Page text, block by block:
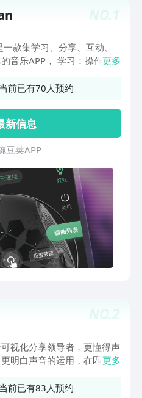
NO.1
款集学习、分享、互动、
音乐APP， 学习：操作简
，让朋友圈感受你的唱弹魅
音乐灵感； 龟鼓一款集合
色的新型电子乐器，是演奏
乐伴侣， 作为演奏乐器，Ta
音乐小白5分钟轻松上手，
人； 作为音乐伴侣，Ta独具
子、聚会、减压、炫酷的时尚
龟鼓结合GreatPan APP使用
弹唱、演奏、编曲创作、炫
景需求， 听歌：领先的
技术，360度环绕立体声
临其境的体验； 弹唱：简
器实现合奏； 编曲：多种
伴奏随心编曲创作，时刻记
乐灵感； 炫酷：聚会表
，只需1台龟鼓，即可满足
更多
前已有70人预约
新信息
豆 荚 A P P
NO.2
视化分享领导者，更懂得声
明白声音的运用，在匹音你
效）古风的、流行的、悲伤
更多
前已有83人预约